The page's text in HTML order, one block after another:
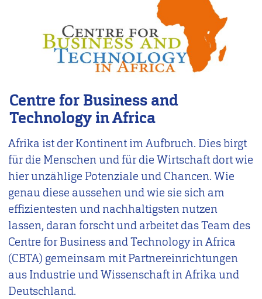
Centre for Business and
Technology in Africa
Afrika ist der Kontinent im Aufbruch. Dies birgt
für die Menschen und für die Wirtschaft dort wie
hier unzählige Potenziale und Chancen. Wie
genau diese aussehen und wie sie sich am
effizientesten und nachhaltigsten nutzen
lassen, daran forscht und arbeitet das Team des
Centre for Business and Technology in Africa
(CBTA) gemeinsam mit Partnereinrichtungen
aus Industrie und Wissenschaft in Afrika und
Deutschland.